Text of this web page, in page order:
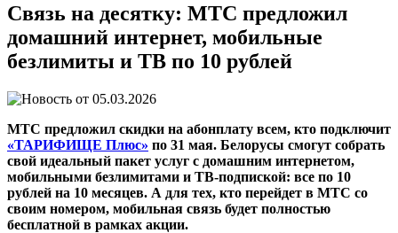
Связь на десятку: МТС предложил
домашний интернет, мобильные
безлимиты и ТВ по 10 рублей
05.03.2026
МТС предложил скидки на абонплату всем, кто подключит
«ТАРИФИЩЕ Плюс» по 31 мая. Белорусы смогут собрать
свой идеальный пакет услуг с домашним интернетом,
мобильными безлимитами и ТВ-подпиской: все по 10
рублей на 10 месяцев. А для тех, кто перейдет в МТС со
своим номером, мобильная связь будет полностью
бесплатной в рамках акции.